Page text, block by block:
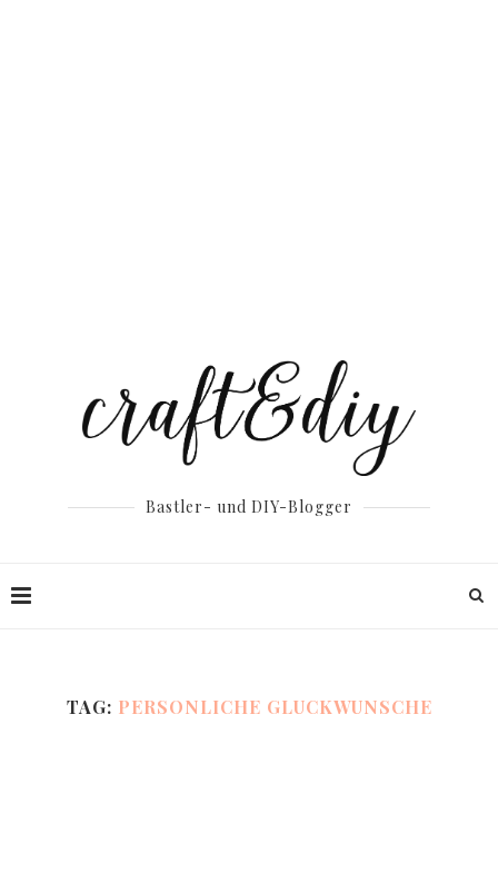
Bastler- und DIY-Blogger
TAG: PERSONLICHE GLUCKWUNSCHE